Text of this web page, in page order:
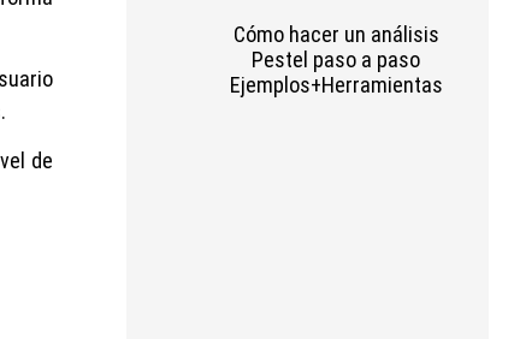
de
Cómo hacer un análisis
Pestel paso a paso
Ejemplos+Herramientas